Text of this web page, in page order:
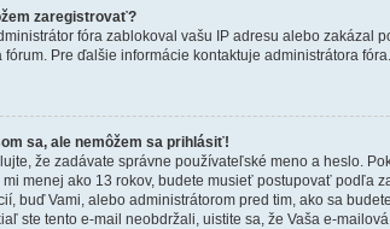
zaregistrovať?
fóra zablokoval vašu IP adresu alebo zakázal
Pre ďalšie informácie kontaktuje administrátora fóra.
sa, ale nemôžem sa prihlásiť!
že zadávate správne používateľské meno a heslo.
mi menej ako 13 rokov, budete musieť postupovať podľa
buď Vami, alebo administrátorom pred tim, ako sa
ste tento e-mail neobdržali, uistite sa, že Vaša e-